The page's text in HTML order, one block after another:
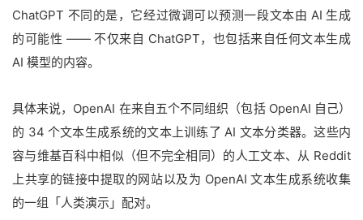
ChatGPT 不同的是，它经过微调可以预测一段文本由 AI 生成
的可能性 —— 不仅来自 ChatGPT，也包括来自任何文本生成
AI 模型的内容。
具体来说，OpenAI 在来自五个不同组织（包括 OpenAI 自己）
的 34 个文本生成系统的文本上训练了 AI 文本分类器。这些内
容与维基百科中相似（但不完全相同）的人工文本、从 Reddit
上共享的链接中提取的网站以及为 OpenAI 文本生成系统收集
的一组「人类演示」配对。